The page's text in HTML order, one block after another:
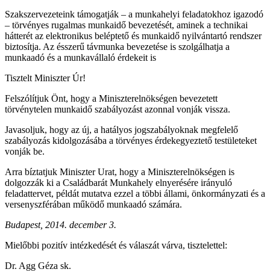
Szakszervezeteink támogatják – a munkahelyi feladatokhoz igazodó
– törvényes rugalmas munkaidő bevezetését, aminek a technikai
hátterét az elektronikus beléptető és munkaidő nyilvántartó rendszer
biztosítja. Az ésszerű távmunka bevezetése is szolgálhatja a
munkaadó és a munkavállaló érdekeit is
Tisztelt Miniszter Úr!
Felszólítjuk Önt, hogy a Miniszterelnökségen bevezetett
törvénytelen munkaidő szabályozást azonnal vonják vissza.
Javasoljuk, hogy az új, a hatályos jogszabályoknak megfelelő
szabályozás kidolgozásába a törvényes érdekegyeztető testületeket
vonják be.
Arra bíztatjuk Miniszter Urat, hogy a Miniszterelnökségen is
dolgozzák ki a Családbarát Munkahely elnyerésére irányuló
feladattervet, példát mutatva ezzel a többi állami, önkormányzati és a
versenyszférában működő munkaadó számára.
Budapest, 2014. december 3.
Mielőbbi pozitív intézkedését és válaszát várva, tisztelettel:
Dr. Agg Géza sk.